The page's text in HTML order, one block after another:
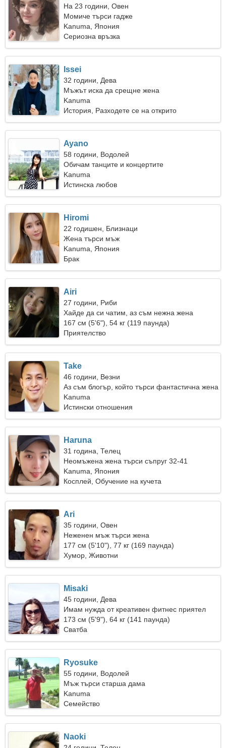
На 23 години, Овен
Момиче търси гадже
Kanuma, Япония
Сериозна връзка
Issei
32 години, Дева
Мъжът иска да срещне жена
Kanuma
История, Разходете се на открито
Ayano
58 години, Водолей
Обичам танците и концертите
Kanuma
Истинска любов
Hiromi
22 годишен, Близнаци
Жена търси мъж
Kanuma, Япония
Брак
Airi
27 години, Риби
Хайде да си чатим, аз съм нежна жена
167 см (5'6"), 54 кг (119 паунда)
Приятелство
Take
46 години, Везни
Аз съм блогър, който търси фантастична жена
Kanuma
Истински отношения
Haruna
31 година, Телец
Неомъжена жена търси съпруг 32-41
Kanuma, Япония
Косплей, Обучение на кучета
Ari
35 години, Овен
Неженен мъж търси жена
177 см (5'10"), 77 кг (169 паунда)
Хумор, Животни
Misaki
45 години, Дева
Имам нужда от креативен фитнес приятел
173 см (5'9"), 64 кг (141 паунда)
Сватба
Ryosuke
55 години, Водолей
Мъж търси старша дама
Kanuma
Семейство
Naoki